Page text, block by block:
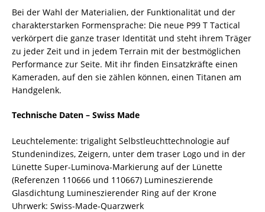
Bei der Wahl der Materialien, der Funktionalität und der
charakterstarken Formensprache: Die neue P99 T Tactical
verkörpert die ganze traser Identität und steht ihrem Träger
zu jeder Zeit und in jedem Terrain mit der bestmöglichen
Performance zur Seite. Mit ihr finden Einsatzkräfte einen
Kameraden, auf den sie zählen können, einen Titanen am
Handgelenk.
Technische Daten – Swiss Made
Leuchtelemente: trigalight Selbstleuchttechnologie auf
Stundenindizes, Zeigern, unter dem traser Logo und in der
Lünette Super-Luminova-Markierung auf der Lünette
(Referenzen 110666 und 110667) Lumineszierende
Glasdichtung Lumineszierender Ring auf der Krone
Uhrwerk: Swiss-Made-Quarzwerk